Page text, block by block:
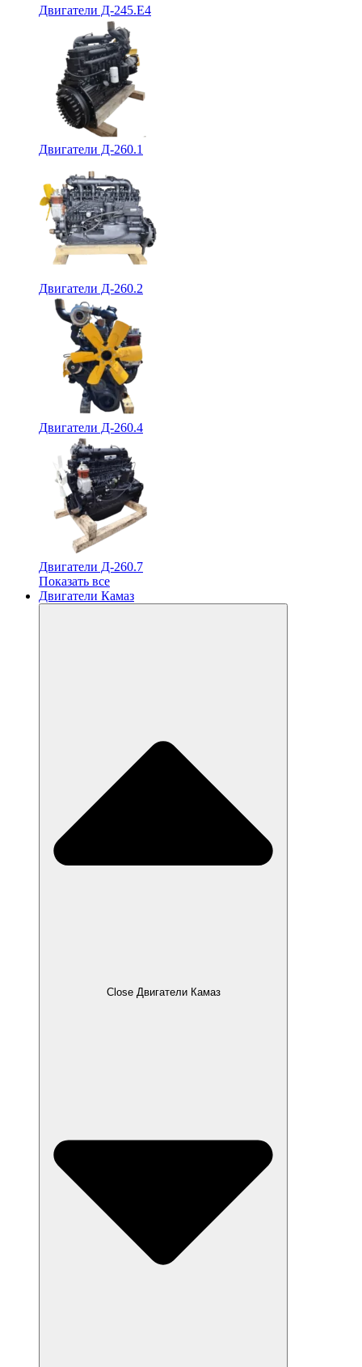
Двигатели Д-245.Е4
Двигатели Д-260.1
Двигатели Д-260.2
Двигатели Д-260.4
Двигатели Д-260.7
Показать все
Двигатели Камаз
Close Двигатели Камаз